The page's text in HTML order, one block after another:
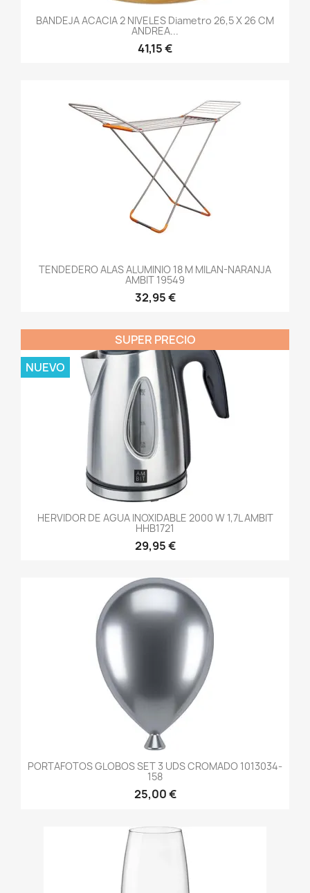
BANDEJA ACACIA 2 NIVELES Diametro 26,5 X 26 CM
ANDREA...
41,15 €
TENDEDERO ALAS ALUMINIO 18 M MILAN-NARANJA
AMBIT 19549
32,95 €
HERVIDOR DE AGUA INOXIDABLE 2000 W 1,7L AMBIT
HHB1721
29,95 €
SUPER PRECIO
NUEVO
PORTAFOTOS GLOBOS SET 3 UDS CROMADO 1013034-
158
25,00 €